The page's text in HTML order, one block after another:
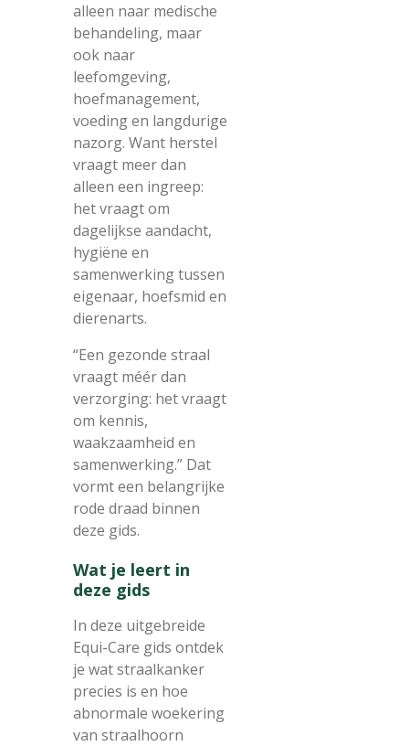
alleen naar medische
behandeling, maar
ook naar
leefomgeving,
hoefmanagement,
voeding en langdurige
nazorg. Want herstel
vraagt meer dan
alleen een ingreep:
het vraagt om
dagelijkse aandacht,
hygiëne en
samenwerking tussen
eigenaar, hoefsmid en
dierenarts.
“Een gezonde straal
vraagt méér dan
verzorging: het vraagt
om kennis,
waakzaamheid en
samenwerking.” Dat
vormt een belangrijke
rode draad binnen
deze gids.
Wat je leert in
deze gids
In deze uitgebreide
Equi-Care gids ontdek
je wat straalkanker
precies is en hoe
abnormale woekering
van straalhoorn